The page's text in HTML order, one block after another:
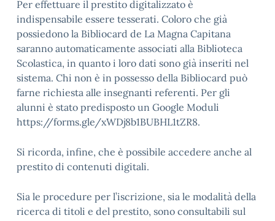
Per effettuare il prestito digitalizzato è
indispensabile essere tesserati. Coloro che già
possiedono la Bibliocard de La Magna Capitana
saranno automaticamente associati alla Biblioteca
Scolastica, in quanto i loro dati sono già inseriti nel
sistema. Chi non è in possesso della Bibliocard può
farne richiesta alle insegnanti referenti. Per gli
alunni è stato predisposto un Google Moduli
https://forms.gle/xWDj8b1BUBHL1tZR8.
Si ricorda, infine, che è possibile accedere anche al
prestito di contenuti digitali.
Sia le procedure per l’iscrizione, sia le modalità della
ricerca di titoli e del prestito, sono consultabili sul